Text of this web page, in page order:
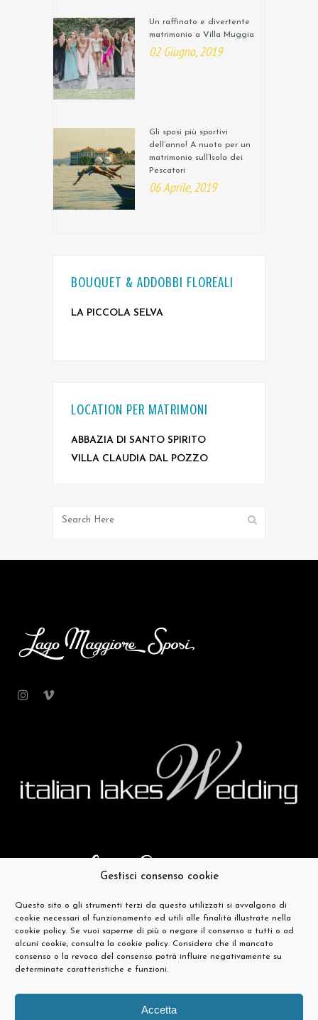
Gestisci consenso cookie
Questo sito o gli strumenti terzi da questo utilizzati si avvalgono di
cookie necessari al funzionamento ed utili alle finalità illustrate nella
cookie policy. Se vuoi saperne di più o negare il consenso a tutti o ad
alcuni cookie, consulta la cookie policy. Considera che il mancato
consenso o la revoca del consenso potrà influire negativamente su
determinate caratteristiche e funzioni.
Accetta
Un raffinato e divertente
matrimonio a Villa Muggia
02 Giugno, 2019
Gli sposi più sportivi
dell’anno! A nuoto per un
matrimonio sull’Isola dei
Pescatori
06 Aprile, 2019
BOUQUET & ADDOBBI FLOREALI
LA PICCOLA SELVA
LOCATION PER MATRIMONI
ABBAZIA DI SANTO SPIRITO
VILLA CLAUDIA DAL POZZO